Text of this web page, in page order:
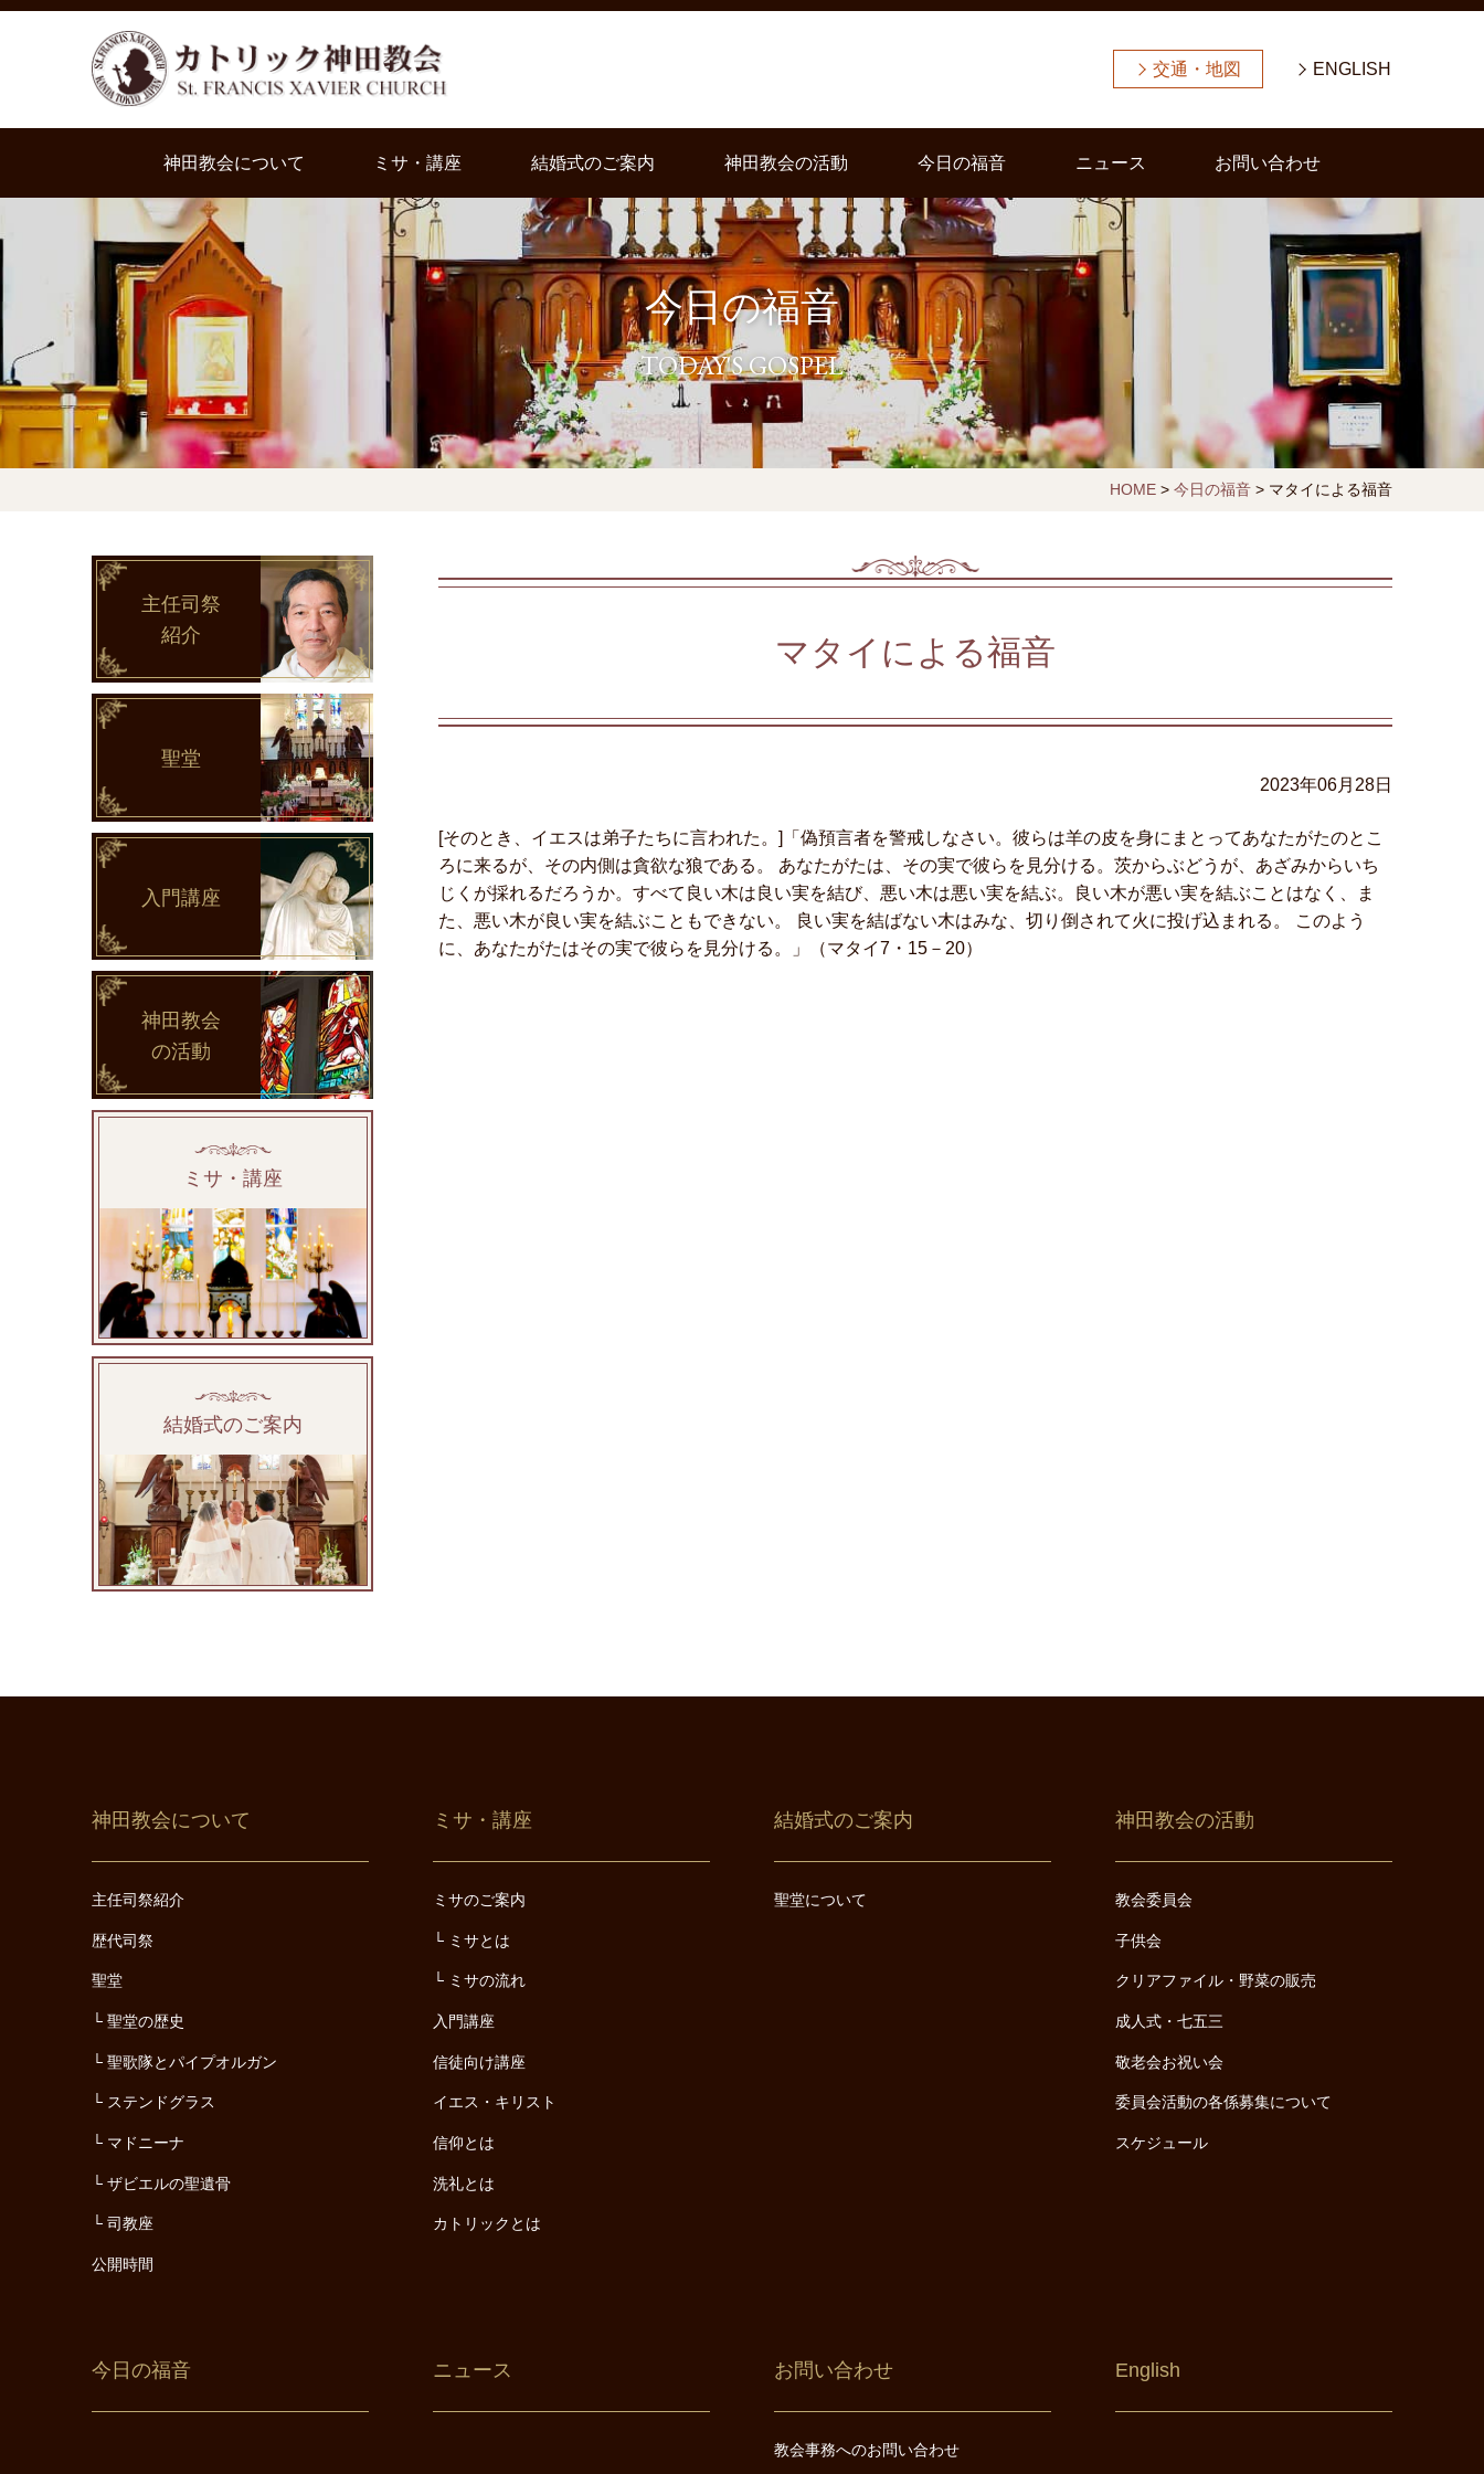
交通・地図 ENGLISH
神田教会について ミサ・講座 結婚式のご案内 神田教会の活動 今日の福音 ニュース お問い合わせ
今日の福音
TODAY'S GOSPEL
HOME> 今日の福音> マタイによる福音
マタイによる福音
2023年06月28日
[そのとき、イエスは弟子たちに言われた。]「偽預言者を警戒しなさい。彼らは羊の皮を身にまとってあなたがたのとこ
ろに来るが、その内側は貪欲な狼である。 あなたがたは、その実で彼らを見分ける。茨からぶどうが、あざみからいち
じくが採れるだろうか。すべて良い木は良い実を結び、悪い木は悪い実を結ぶ。良い木が悪い実を結ぶことはなく、ま
た、悪い木が良い実を結ぶこともできない。 良い実を結ばない木はみな、切り倒されて火に投げ込まれる。 このよう
に、あなたがたはその実で彼らを見分ける。」（マタイ7・15－20）
主任司祭
紹介
聖堂
入門講座
神田教会
の活動
ミサ・講座
結婚式のご案内
神田教会について
主任司祭紹介
歴代司祭
聖堂
聖堂の歴史
聖歌隊とパイプオルガン
ステンドグラス
マドニーナ
ザビエルの聖遺骨
司教座
公開時間
ミサ・講座
ミサのご案内
ミサとは
ミサの流れ
入門講座
信徒向け講座
イエス・キリスト
信仰とは
洗礼とは
カトリックとは
結婚式のご案内
聖堂について
神田教会の活動
教会委員会
子供会
クリアファイル・野菜の販売
成人式・七五三
敬老会お祝い会
委員会活動の各係募集について
スケジュール
今日の福音 ニュース お問い合わせ
教会事務へのお問い合わせ
English